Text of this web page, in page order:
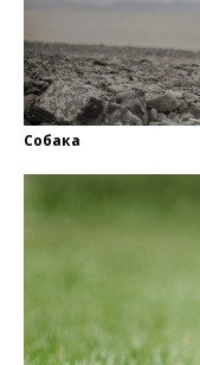
Собака